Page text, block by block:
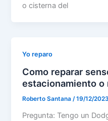
o cisterna del
Yo reparo
Como reparar
estacionamiento o
Roberto Santana/19/12/2023
Pregunta: Tengo un